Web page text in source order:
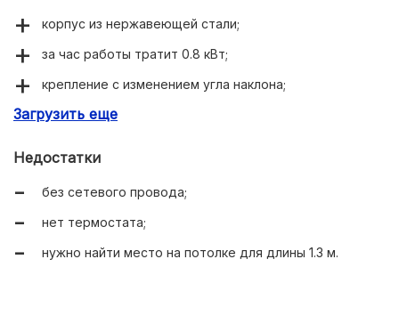
корпус из нержавеющей стали;
за час работы тратит 0.8 кВт;
крепление с изменением угла наклона;
весит 3.0 кг.
Загрузить еще
Недостатки
без сетевого провода;
нет термостата;
нужно найти место на потолке для длины 1.3 м.